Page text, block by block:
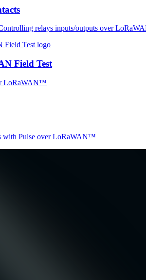
relays inputs/outputs over
Field Test
LoRaWAN™
with Pulse over LoRaWAN™